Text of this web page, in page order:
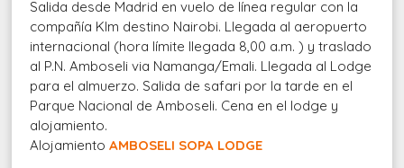
Salida desde Madrid en vuelo de línea regular con la
compañía Klm destino Nairobi. Llegada al aeropuerto
internacional (hora límite llegada 8,00 a.m. ) y traslado
al P.N. Amboseli via Namanga/Emali. Llegada al Lodge
para el almuerzo. Salida de safari por la tarde en el
Parque Nacional de Amboseli. Cena en el lodge y
alojamiento.
AlojamientoAMBOSELI SOPA LODGE